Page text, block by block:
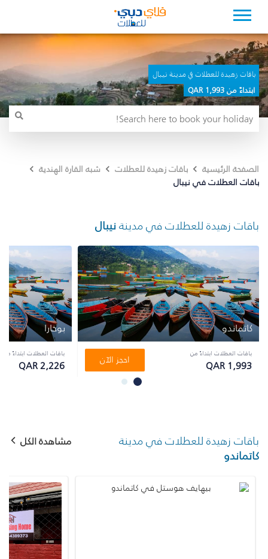
باقات زهيدة للعطلات في مدينة نيبال
ابتداءً من 1,993 QAR
الصفحة الرئيسية باقات زهيدة للعطلات
شبه القارة الهندية
باقات العطلات في نيبال
باقات زهيدة للعطلات في مدينةنيبال
بوخارا
باقات العطلات ابتداءً من
QAR 2,226
كاتماندو
باقات العطلات ابتداءً من
QAR 1,993 احجز الآن
باقات زهيدة للعطلات في مدينة
كاتماندو
مشاهدة الكل